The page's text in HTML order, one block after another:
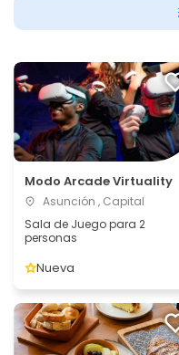
Modo Arcade Virtuality
Asunción , Capital
Sala de Juego para 2
personas
Nueva